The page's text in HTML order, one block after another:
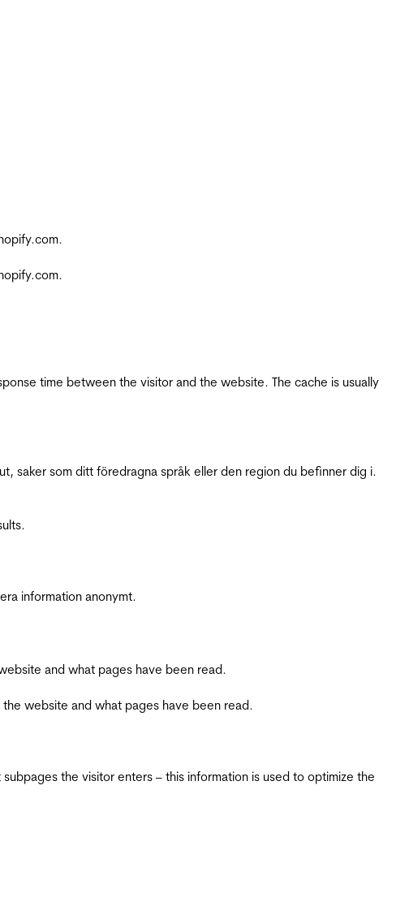
time between the visitor and the website. The cache is usually
saker som ditt föredragna språk eller den region du befinner dig i.
information anonymt.
and what pages have been read.
website and what pages have been read.
the visitor enters – this information is used to optimize the